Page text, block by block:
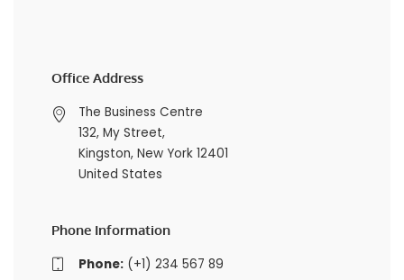
Office Address
The Business Centre
132, My Street,
Kingston, New York 12401
United States
Phone Information
Phone:(+1) 234 567 89